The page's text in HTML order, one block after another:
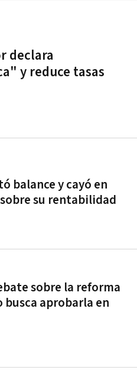
declara
y reduce tasas
balance y cayó en
su rentabilidad
sobre la reforma
busca aprobarla en